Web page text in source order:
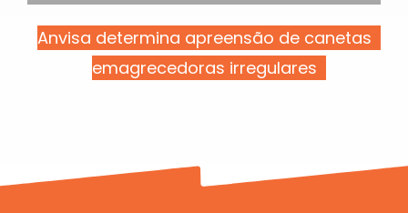
Anvisa determina apreensão de canetas
emagrecedoras irregulares